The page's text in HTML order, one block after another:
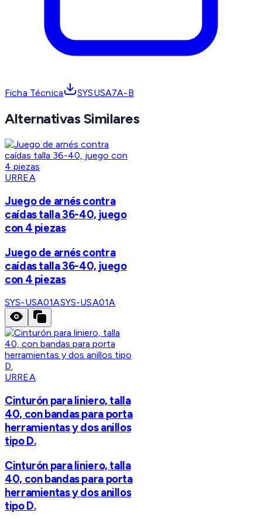
Ficha Técnica SYSUSA7A-B
Alternativas Similares
URREA
Juego de arnés contra
caídas talla 36-40, juego
con 4 piezas
Juego de arnés contra
caídas talla 36-40, juego
con 4 piezas
SYS-USA01ASYS-USA01A
URREA
Cinturón para liniero, talla
40, con bandas para porta
herramientas y dos anillos
tipo D.
Cinturón para liniero, talla
40, con bandas para porta
herramientas y dos anillos
tipo D.